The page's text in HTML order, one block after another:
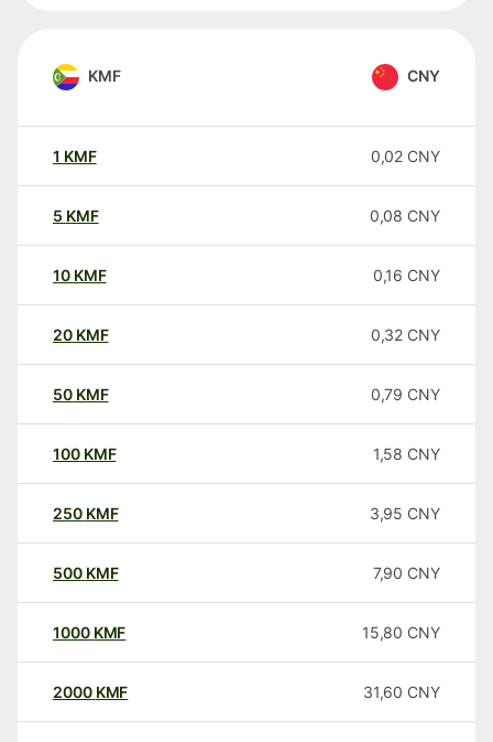
KMF CNY
1 KMF 0,02 CNY
5 KMF 0,08 CNY
10 KMF 0,16 CNY
20 KMF 0,32 CNY
50 KMF 0,79 CNY
100 KMF 1,58 CNY
250 KMF 3,95 CNY
500 KMF 7,90 CNY
1000 KMF 15,80 CNY
2000 KMF 31,60 CNY